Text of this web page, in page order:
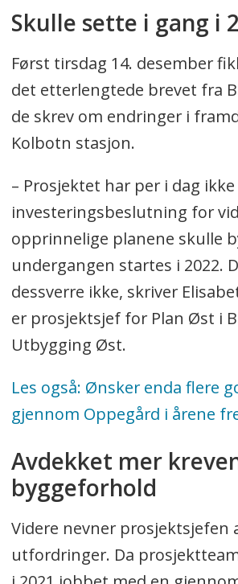
Skulle sette i gang i
Først tirsdag 14. desember
det etterlengtede brevet fra
de skrev om endringer i
Kolbotn stasjon.
– Prosjektet har per i dag
investeringsbeslutning for
opprinnelige planene skulle
undergangen startes i 2022.
dessverre ikke, skriver
er prosjektsjef for Plan Øst i
Utbygging Øst.
Les også: Ønsker enda flere
gjennom Oppegård i årene
Avdekket mer
byggeforhold
Videre nevner prosjektsjefen
utfordringer. Da